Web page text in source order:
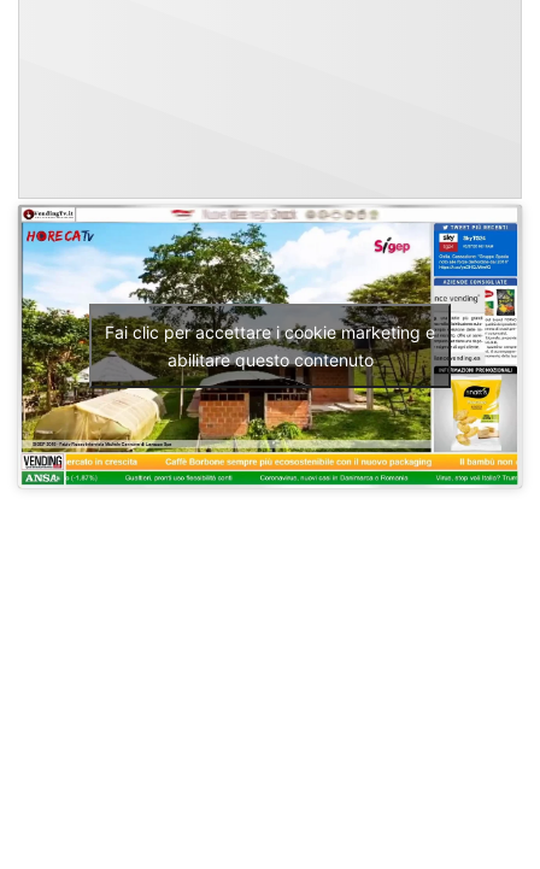
Fai clic per accettare i cookie marketing e
abilitare questo contenuto